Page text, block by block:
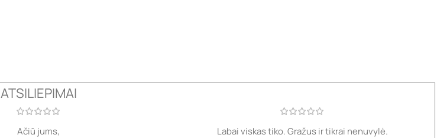
ATSILIEPIMAI
Ačiū jums,
Labai viskas tiko. Gražus ir tikrai nenuvylė.